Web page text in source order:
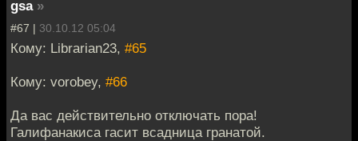
gsa »
#67 | 30.10.12 05:04
Кому: Librarian23, #65
Кому: vorobey, #66
Да вас действительно отключать пора!
Галифанакиса гасит всадница гранатой.